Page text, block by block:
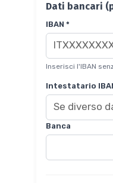
Dati bancari
IBAN *
Inserisci l'IBAN
Intestatario
Banca